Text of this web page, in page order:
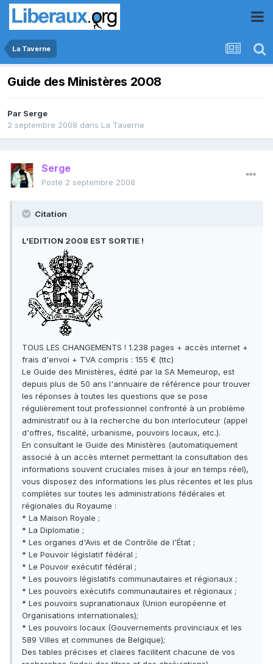
La Taverne
Guide des Ministères 2008
Par Serge
2 septembre 2008 dans La Taverne
Serge
Posté 2 septembre 2008
Citation
L'EDITION 2008 EST SORTIE !
TOUS LES CHANGEMENTS ! 1.238 pages + accès internet +
frais d'envoi + TVA compris : 155 € (ttc)
Le Guide des Ministères, édité par la SA Memeurop, est
depuis plus de 50 ans l'annuaire de référence pour trouver
les réponses à toutes les questions que se pose
régulièrement tout professionnel confronté à un problème
administratif ou à la recherche du bon interlocuteur (appel
d'offres, fiscalité, urbanisme, pouvoirs locaux, etc.).
En consultant le Guide des Ministères (automatiquement
associé à un accès internet permettant la consultation des
informations souvent cruciales mises à jour en temps réel),
vous disposez des informations les plus récentes et les plus
complètes sur toutes les administrations fédérales et
régionales du Royaume :
* La Maison Royale ;
* La Diplomatie ;
* Les organes d'Avis et de Contrôle de l'État ;
* Le Pouvoir législatif fédéral ;
* Le Pouvoir exécutif fédéral ;
* Les pouvoirs législatifs communautaires et régionaux ;
* Les pouvoirs exécutifs communautaires et régionaux ;
* Les pouvoirs supranationaux (Union européenne et
Organisations internationales);
* Les pouvoirs locaux (Gouvernements provinciaux et les
589 Villes et communes de Belgique);
Des tables précises et claires facilitent chacune de vos